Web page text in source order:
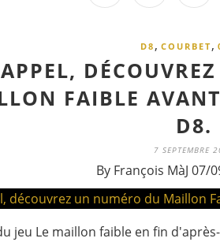
D8, COURBET,
FAIBLE
D8.
7 SEPTEMBRE
By François MàJ 07/
jeu Le maillon faible en fin